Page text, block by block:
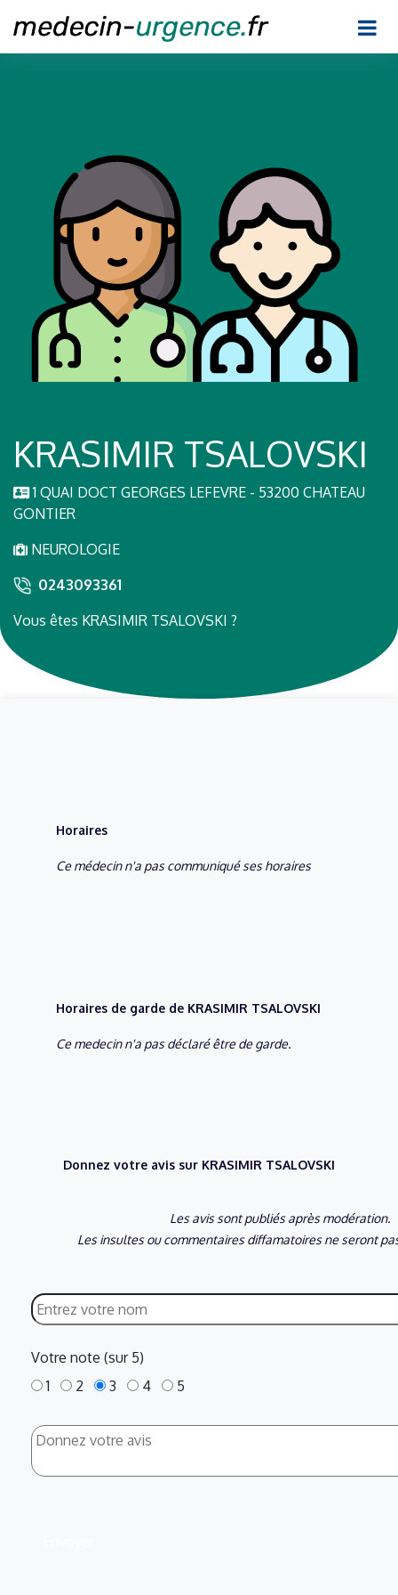
KRASIMIR TSALOVSKI
1 QUAI DOCT GEORGES LEFEVRE - 53200 CHATEAU
GONTIER
NEUROLOGIE
0243093361
Vous êtes KRASIMIR TSALOVSKI ?
Horaires
Ce médecin n'a pas communiqué ses horaires
Horaires de garde de KRASIMIR TSALOVSKI
Ce medecin n'a pas déclaré être de garde.
Donnez votre avis sur KRASIMIR TSALOVSKI
Les avis sont publiés après modération.
Les insultes ou commentaires diffamatoires ne seront
Votre note (sur 5)
1
2 3 4 5